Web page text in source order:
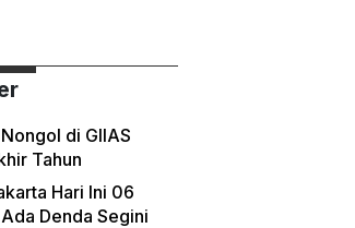
di GIIAS
Tahun
Hari Ini 06
Denda Segini